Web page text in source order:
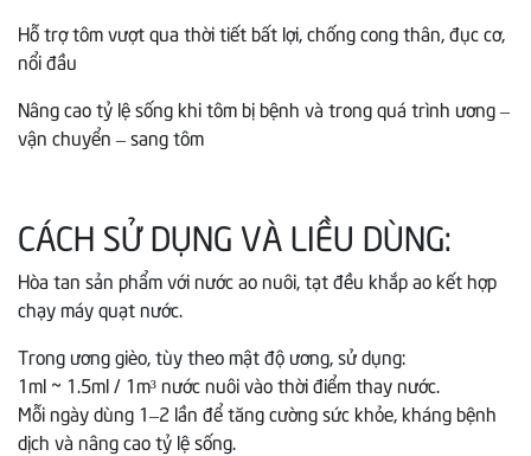
Hỗ trợ tôm vượt qua thời tiết bất lợi, chống cong thân, đục cơ,
nổi đầu
Nâng cao tỷ lệ sống khi tôm bị bệnh và trong quá trình ương –
vận chuyển – sang tôm
CÁCH SỬ DỤNG VÀ LIỀU DÙNG:
Hòa tan sản phẩm với nước ao nuôi, tạt đều khắp ao kết hợp
chạy máy quạt nước.
Trong ương gièo, tùy theo mật độ ương, sử dụng:
1ml ~ 1.5ml / 1m³ nước nuôi vào thời điểm thay nước.
Mỗi ngày dùng 1–2 lần để tăng cường sức khỏe, kháng bệnh
dịch và nâng cao tỷ lệ sống.